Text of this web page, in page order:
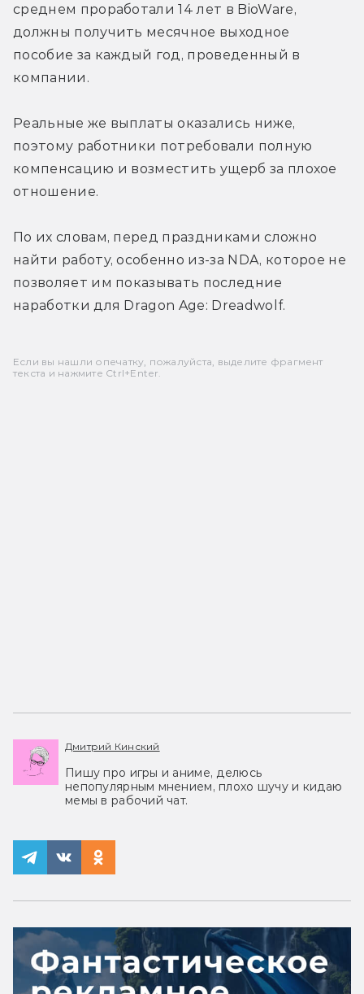
среднем проработали 14 лет в BioWare,
должны получить месячное выходное
пособие за каждый год, проведенный в
компании.
Реальные же выплаты оказались ниже,
поэтому работники потребовали полную
компенсацию и возместить ущерб за плохое
отношение.
По их словам, перед праздниками сложно
найти работу, особенно из-за NDA, которое не
позволяет им показывать последние
наработки для Dragon Age: Dreadwolf.
Если вы нашли опечатку, пожалуйста, выделите фрагмент
текста и нажмите Ctrl+Enter.
Дмитрий Кинский
Пишу про игры и аниме, делюсь
непопулярным мнением, плохо шучу и кидаю
мемы в рабочий чат.